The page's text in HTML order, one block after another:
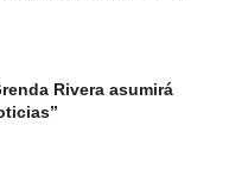
Rivera asumirá